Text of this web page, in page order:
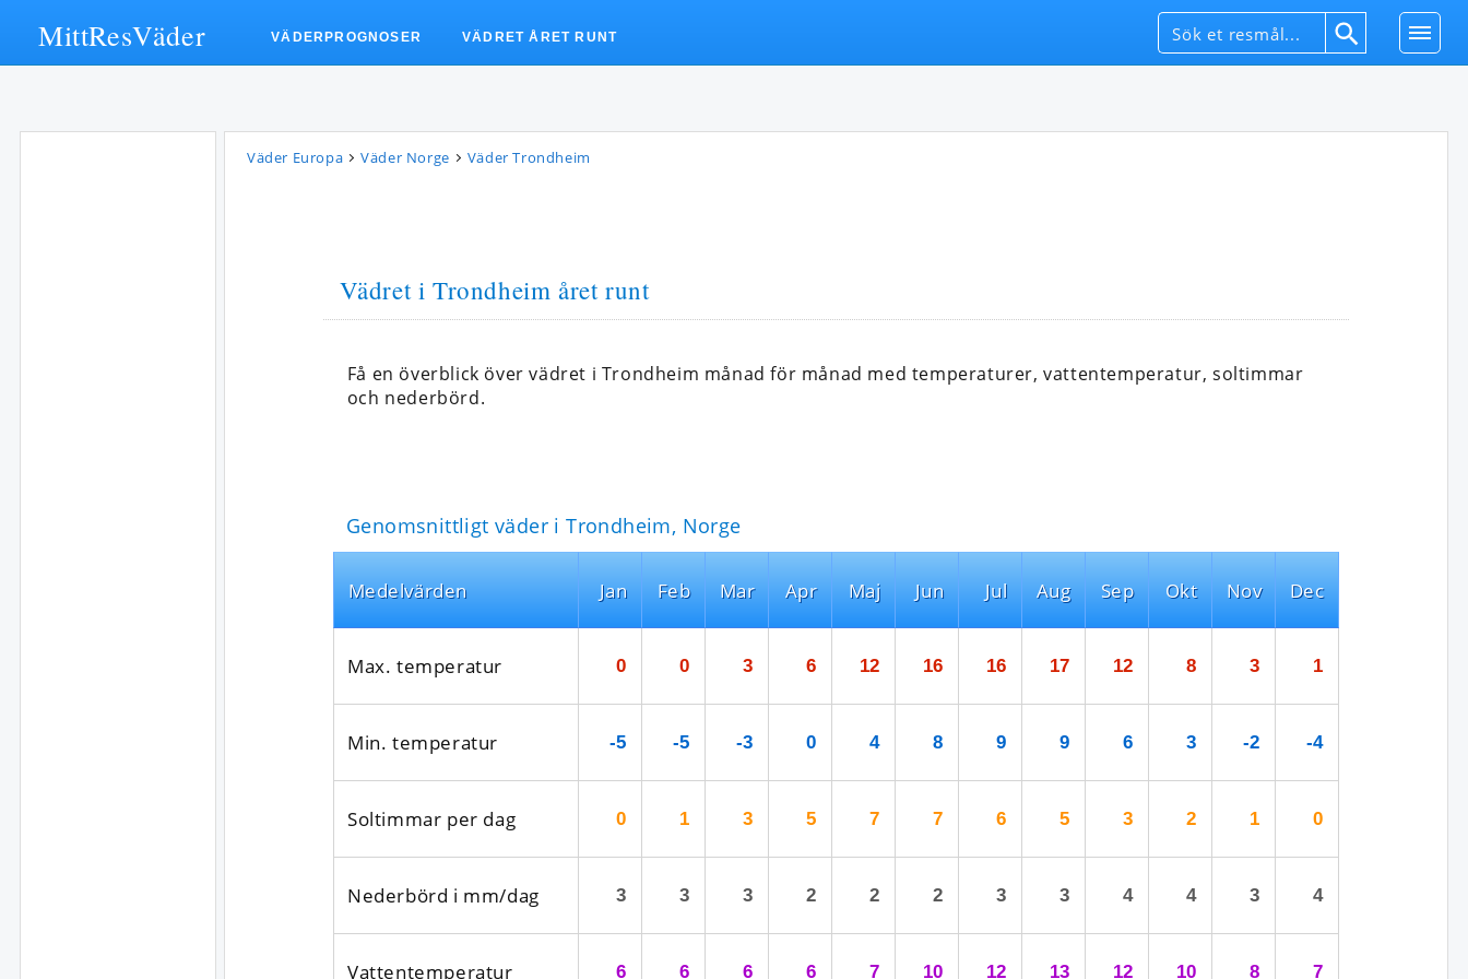
Väder Europa Väder Norge Väder Trondheim
Vädret i Trondheim året runt
Få en överblick över vädret i Trondheim månad för månad med temperaturer, vattentemperatur, soltimmar
och nederbörd.
Genomsnittligt väder i Trondheim, Norge
Medel­värden
Max. temperatur
Min. temperatur
Soltimmar per dag
Nederbörd i mm/dag
Vattentemperatur
Jan
0
-5
0
3
6
Feb
0
-5
1
3
6
Mar
3
-3
3
3
6
Apr
6
0
5
2
6
Maj
12
4
7
2
7
Jun
16
8
7
2
10
Jul
16
9
6
3
12
Aug
17
9
5
3
13
Sep
12
6
3
4
12
Okt
8
3
2
4
10
Nov
3
-2
1
3
8
Dec
1
-4
0
4
7
MittResVäder VÄDERPROGNOSER VÄDRET ÅRET RUNT